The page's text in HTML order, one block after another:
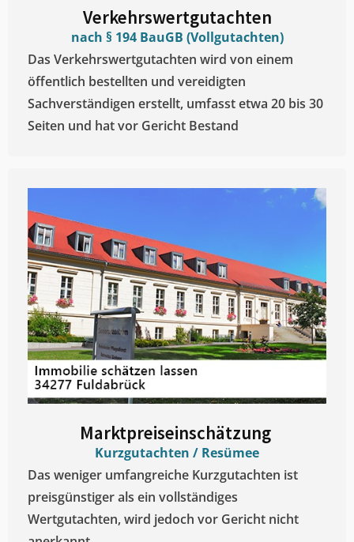
Verkehrswertgutachten
nach § 194 BauGB (Vollgutachten)
Das Verkehrswertgutachten wird von einem
öffentlich bestellten und vereidigten
Sachverständigen erstellt, umfasst etwa 20 bis 30
Seiten und hat vor Gericht Bestand
Marktpreiseinschätzung ​
Kurzgutachten / Resümee
Das weniger umfangreiche Kurzgutachten ist
preisgünstiger als ein vollständiges
Wertgutachten, wird jedoch vor Gericht nicht